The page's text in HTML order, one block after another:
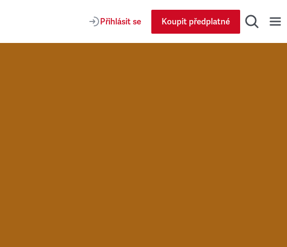
Přihlásit se Koupit předplatné